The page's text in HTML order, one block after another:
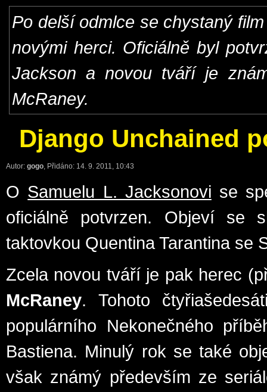
Po delší odmlce se chystaný
novými herci. Oficiálně byl
Jackson a novou tváří je
McRaney.
Django Unchained
Autor: gogo, Přidáno: 14. 9. 2011, 10:43
O Samuelu L. Jacksonovi se
oficiálně potvrzen. Objeví se
taktovkou Quentina Tarantina se
Zcela novou tváří je pak herec
McRaney. Tohoto
populárního Nekonečného
Bastiena. Minulý rok se také
však známý především ze